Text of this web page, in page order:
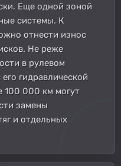
Еще одной зоной
системы. К
отнести износ
Не реже
в рулевом
гидравлической
100 000 км могут
замены
и отдельных